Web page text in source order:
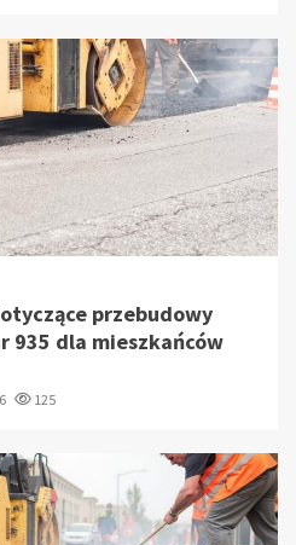
przebudowy
935 dla mieszkańców
125